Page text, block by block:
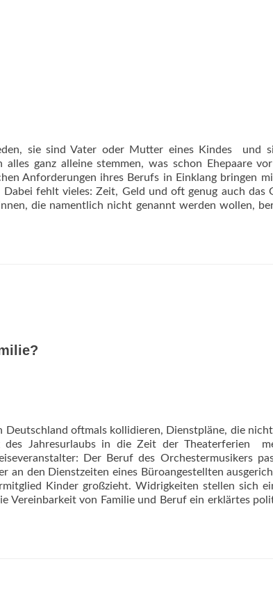
sie sind Vater oder Mutter eines Kindes  und
ganz alleine stemmen, was schon Ehepaare
Anforderungen ihres Berufs in Einklang bringen
fehlt vieles: Zeit, Geld und oft genug auch das
die namentlich nicht genannt werden wollen,
oftmals kollidieren, Dienstpläne, die
Jahresurlaubs in die Zeit der Theaterferien 
Der Beruf des Orchestermusikers
an den Dienstzeiten eines Büroangestellten
Kinder großzieht. Widrigkeiten stellen sich
Vereinbarkeit von Familie und Beruf ein erklärtes